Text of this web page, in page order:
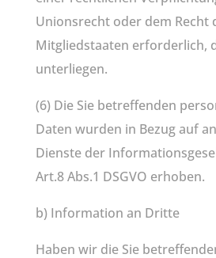
Unionsrecht oder dem Recht
Mitgliedstaaten erforderlich,
unterliegen.
(6) Die Sie betreffenden
Daten wurden in Bezug auf
Dienste der
Art.8 Abs.1 DSGVO erhoben.
b) Information an Dritte
Haben wir die Sie